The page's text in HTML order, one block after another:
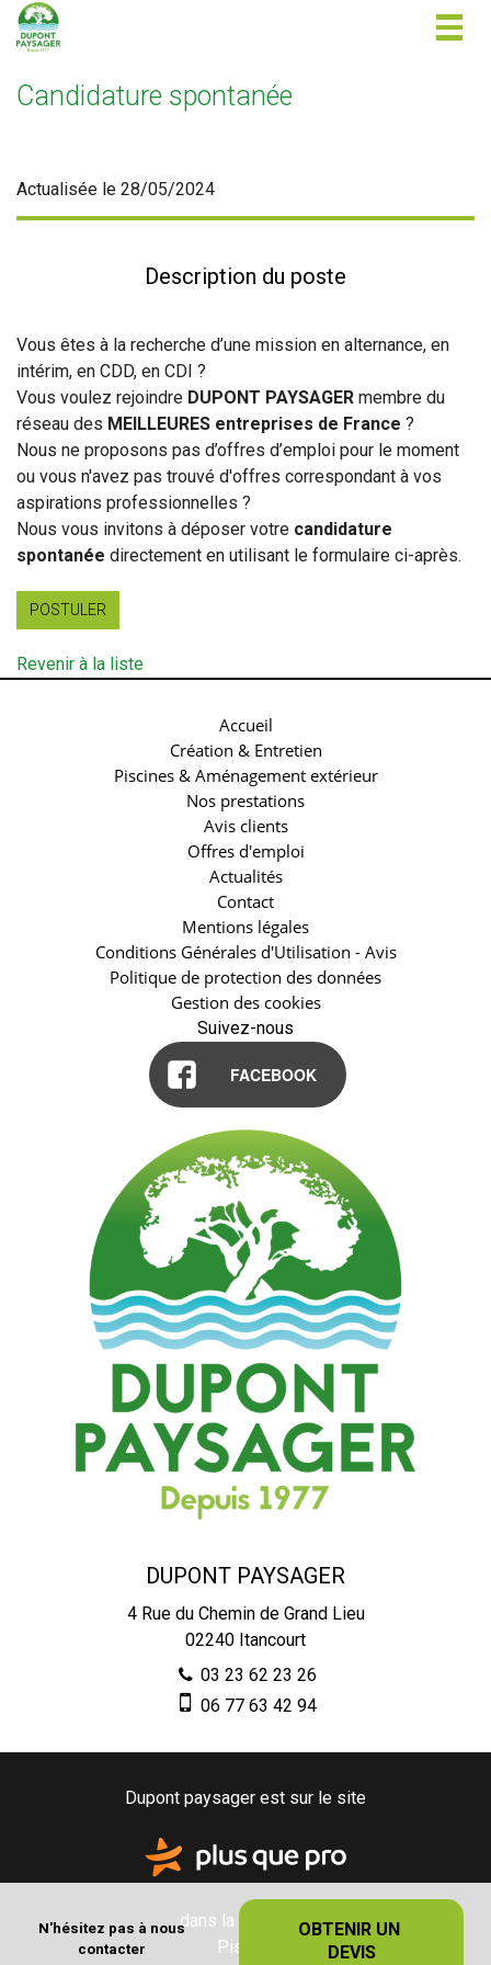
N'hésitez pas à nous
contacter
OBTENIR UN
DEVIS
Candidature spontanée
Actualisée le 28/05/2024
Description du poste
Vous êtes à la recherche d’une mission en alternance, en
intérim, en CDD, en CDI ?
Vous voulez rejoindre DUPONT PAYSAGER membre du
réseau des MEILLEURES entreprises de France ?
Nous ne proposons pas d’offres d’emploi pour le moment
ou vous n'avez pas trouvé d'offres correspondant à vos
aspirations professionnelles ?
Nous vous invitons à déposer votre candidature
spontanée directement en utilisant le formulaire ci-après.
POSTULER
Revenir à la liste
Accueil
Création & Entretien
Piscines & Aménagement extérieur
Nos prestations
Avis clients
Offres d'emploi
Actualités
Contact
Mentions légales
Conditions Générales d'Utilisation - Avis
Politique de protection des données
Gestion des cookies
Suivez-nous
FACEBOOK
DUPONT PAYSAGER
4 Rue du Chemin de Grand Lieu
02240 Itancourt
03 23 62 23 26
06 77 63 42 94
Dupont paysager est sur le site
dans la catégorie
Piscine